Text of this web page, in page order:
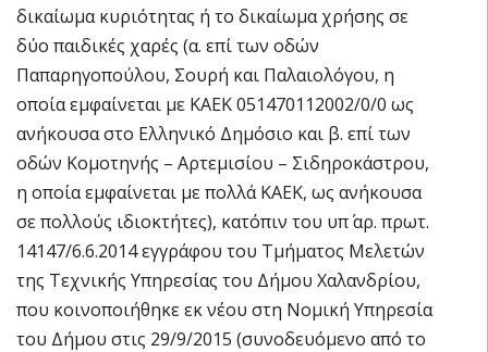
δικαίωμα κυριότητας ή το δικαίωμα χρήσης σε
δύο παιδικές χαρές (α. επί των οδών
Παπαρηγοπούλου, Σουρή και Παλαιολόγου, η
οποία εμφαίνεται με ΚΑΕΚ 051470112002/0/0 ως
ανήκουσα στο Ελληνικό Δημόσιο και β. επί των
οδών Κομοτηνής – Αρτεμισίου – Σιδηροκάστρου,
η οποία εμφαίνεται με πολλά ΚΑΕΚ, ως ανήκουσα
σε πολλούς ιδιοκτήτες), κατόπιν του υπ΄ αρ. πρωτ.
14147/6.6.2014 εγγράφου του Τμήματος Μελετών
της Τεχνικής Υπηρεσίας του Δήμου Χαλανδρίου,
που κοινοποιήθηκε εκ νέου στη Νομική Υπηρεσία
του Δήμου στις 29/9/2015 (συνοδευόμενο από το